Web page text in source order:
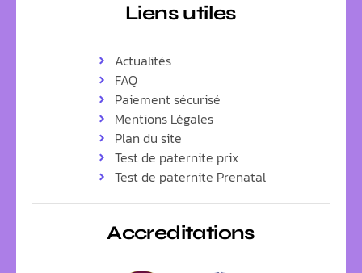
Liens utiles
Actualités
FAQ
Paiement sécurisé
Mentions Légales
Plan du site
Test de paternite prix
Test de paternite Prenatal
Accreditations